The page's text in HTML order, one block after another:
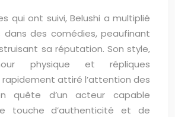
qui ont suivi, Belushi a multiplié
dans des comédies, peaufinant
sa réputation. Son style,
physique et répliques
attiré l’attention des
quête d’un acteur capable
touche d’authenticité et de